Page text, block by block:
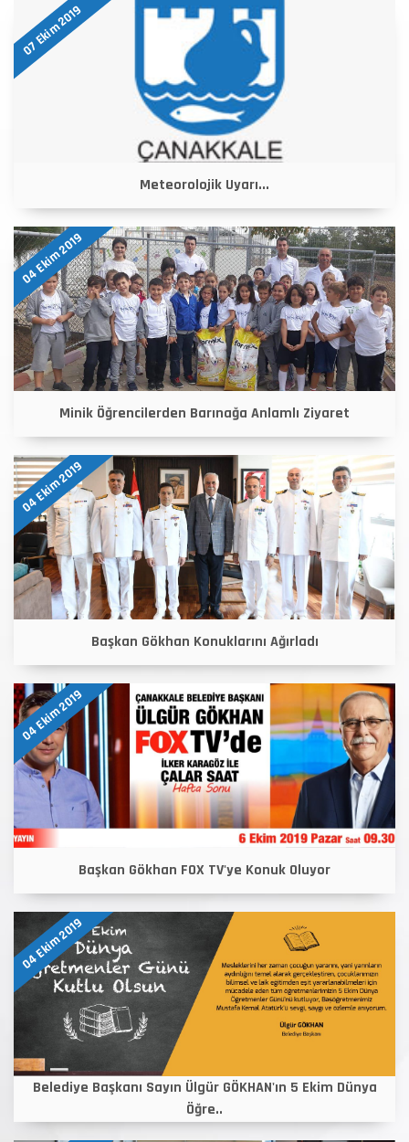
07 Ekim 2019
Meteorolojik Uyarı...
04 Ekim 2019
Minik Öğrencilerden Barınağa Anlamlı Ziyaret
04 Ekim 2019
Başkan Gökhan Konuklarını Ağırladı
04 Ekim 2019
Başkan Gökhan FOX TV'ye Konuk Oluyor
04 Ekim 2019
Belediye Başkanı Sayın Ülgür GÖKHAN'ın 5 Ekim Dünya
Öğre..